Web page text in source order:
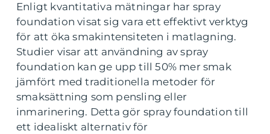
Enligt kvantitativa mätningar har spray
foundation visat sig vara ett effektivt verktyg
för att öka smakintensiteten i matlagning.
Studier visar att användning av spray
foundation kan ge upp till 50% mer smak
jämfört med traditionella metoder för
smaksättning som pensling eller
inmarinering. Detta gör spray foundation till
ett idealiskt alternativ för